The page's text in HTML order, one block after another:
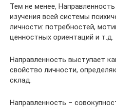
Тем не менее,
изучения всей системы
личности: потребностей,
ценностных ориентаций и т.д.
Направленность выступает
свойство личности,
склад.
Направленность –